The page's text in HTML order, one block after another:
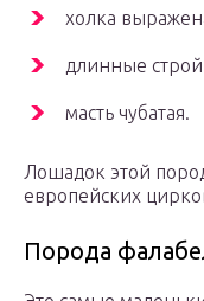
холка
длинные
масть чубатая.
Лошадок этой
европейских
Порода